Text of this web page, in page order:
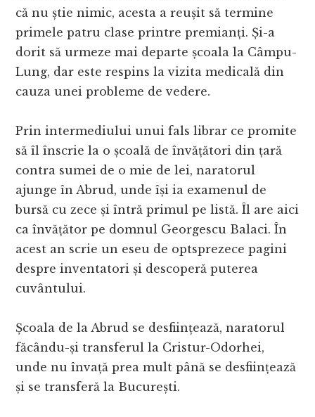
că nu știe nimic, acesta a reușit să termine
primele patru clase printre premianți. Și-a
dorit să urmeze mai departe școala la Câmpu-
Lung, dar este respins la vizita medicală din
cauza unei probleme de vedere.
Prin intermediului unui fals librar ce promite
să îl înscrie la o școală de învățători din țară
contra sumei de o mie de lei, naratorul
ajunge în Abrud, unde își ia examenul de
bursă cu zece și întră primul pe listă. Îl are aici
ca învățător pe domnul Georgescu Balaci. În
acest an scrie un eseu de optsprezece pagini
despre inventatori și descoperă puterea
cuvântului.
Școala de la Abrud se desființează, naratorul
făcându-și transferul la Cristur-Odorhei,
unde nu învață prea mult până se desființează
și se transferă la București.